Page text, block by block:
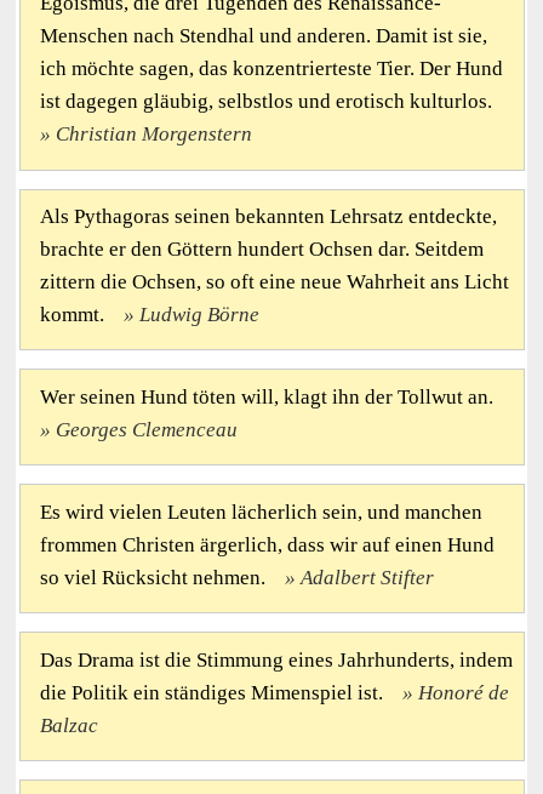
Menschen nach Stendhal und anderen. Damit ist sie,
ich möchte sagen, das konzentrierteste Tier. Der Hund
ist dagegen gläubig, selbstlos und erotisch kulturlos.
Christian Morgenstern
Als Pythagoras seinen bekannten Lehrsatz entdeckte,
brachte er den Göttern hundert Ochsen dar. Seitdem
zittern die Ochsen, so oft eine neue Wahrheit ans Licht
kommt.
Ludwig Börne
Wer seinen Hund töten will, klagt ihn der Tollwut an.
Georges Clemenceau
Es wird vielen Leuten lächerlich sein, und manchen
frommen Christen ärgerlich, dass wir auf einen Hund
so viel Rücksicht nehmen.
Adalbert Stifter
Das Drama ist die Stimmung eines Jahrhunderts, indem
die Politik ein ständiges Mimenspiel ist.
Honoré de
Balzac